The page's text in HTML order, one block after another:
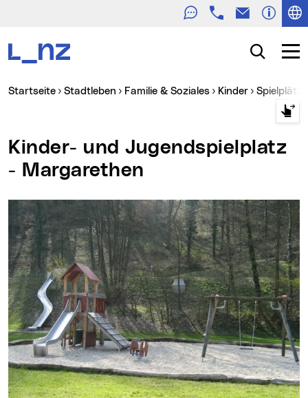
TelefonE-Mail
Suche
Sie sind hier:
Startseite Stadtleben Familie & Soziales Kinder
Kinder- und Jugendspielplatz
- Margarethen